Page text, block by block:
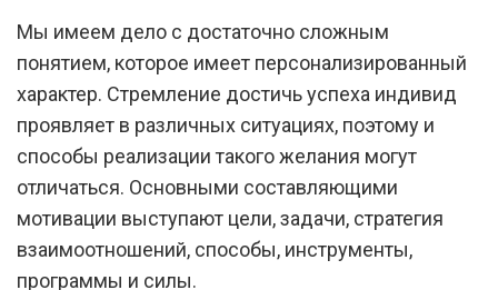
Мы имеем дело с достаточно сложным
понятием, которое имеет персонализированный
характер. Стремление достичь успеха индивид
проявляет в различных ситуациях, поэтому и
способы реализации такого желания могут
отличаться. Основными составляющими
мотивации выступают цели, задачи, стратегия
взаимоотношений, способы, инструменты,
программы и силы.